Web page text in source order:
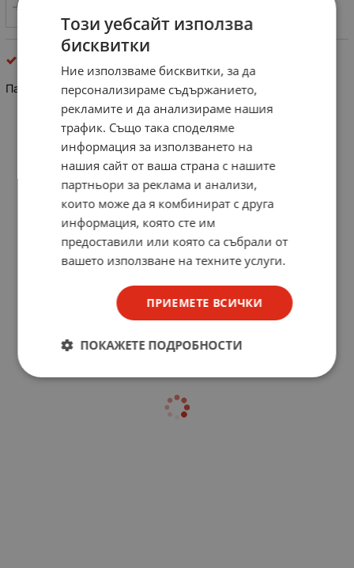
Патронник за бормашина 0-6mm-0-1/4" B12
Този уебсайт използва
бисквитки
Ние използваме бисквитки, за да
персонализираме съдържанието,
рекламите и да анализираме нашия
трафик. Също така споделяме
информация за използването на
нашия сайт от ваша страна с нашите
партньори за реклама и анализи,
които може да я комбинират с друга
информация, която сте им
предоставили или която са събрали от
вашето използване на техните услуги.
ПРИЕМЕТЕ ВСИЧКИ
ПОКАЖЕТЕ ПОДРОБНОСТИ